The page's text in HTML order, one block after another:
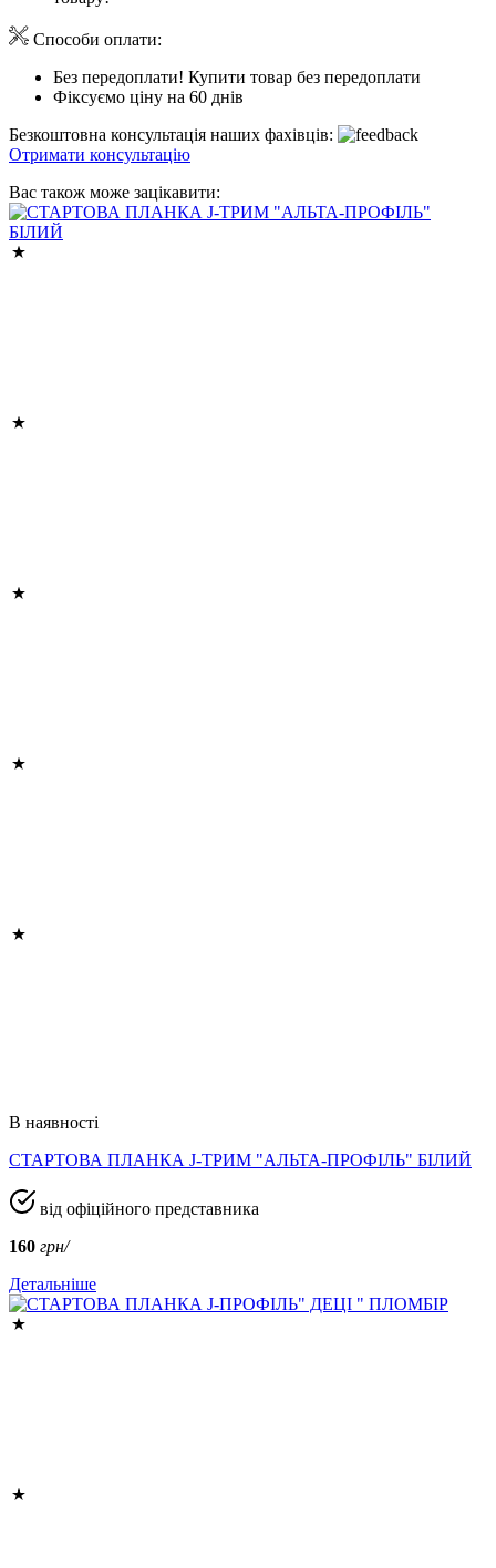
Способи оплати:
Без передоплати! Купити товар без передоплати
Фіксуємо ціну на 60 днів
Безкоштовна консультація наших фахівців:
Отримати консультацію
Вас також може зацікавити:
В наявності
СТАРТОВА ПЛАНКА J-ТРИМ "АЛЬТА-ПРОФІЛЬ" БІЛИЙ
від офіційного представника
160 грн/
Детальніше